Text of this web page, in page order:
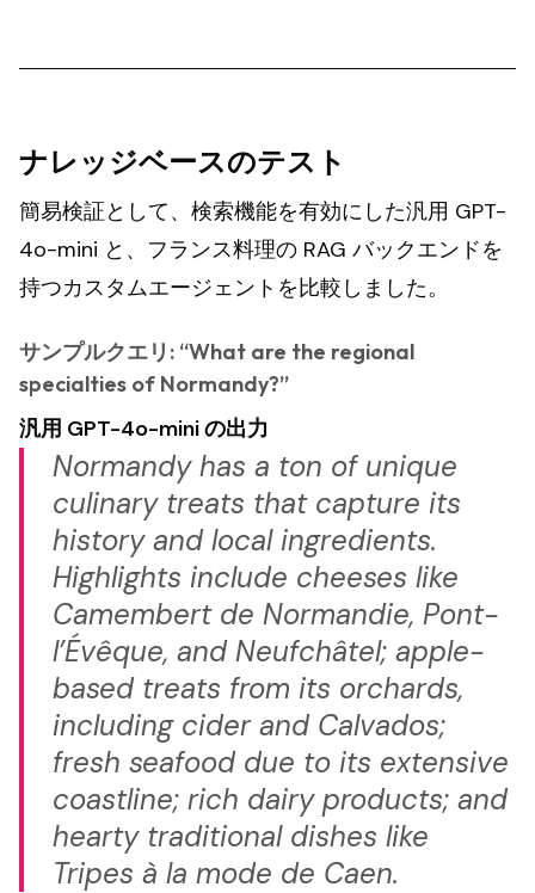
ナレッジベースのテスト
簡易検証として、検索機能を有効にした汎用 GPT-
4o-mini と、フランス料理の RAG バックエンドを
持つカスタムエージェントを比較しました。
サンプルクエリ: “What are the regional
specialties of Normandy?”
汎用 GPT-4o-mini の出力
Normandy has a ton of unique
culinary treats that capture its
history and local ingredients.
Highlights include cheeses like
Camembert de Normandie, Pont-
l’Évêque, and Neufchâtel; apple-
based treats from its orchards,
including cider and Calvados;
fresh seafood due to its extensive
coastline; rich dairy products; and
hearty traditional dishes like
Tripes à la mode de Caen.